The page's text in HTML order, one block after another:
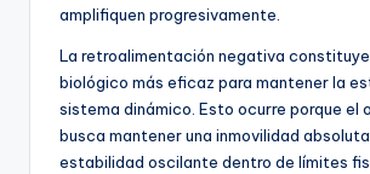
amplifiquen progresivamente.
La retroalimentación negativa
biológico más eficaz para mantener la
sistema dinámico. Esto ocurre porque el
busca mantener una inmovilidad
estabilidad oscilante dentro de límites